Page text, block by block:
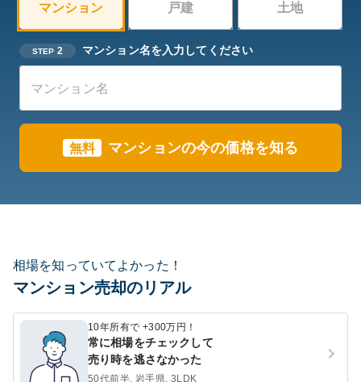
マンション 戸建 土地
STEP 2 マンション名を入力してください
無料 マンションの今の価格を知る
相場を知っていてよかった！
マンション売却のリアル
10年所有で +300万円！
常に相場をチェックして
売り時を逃さなかった
50代前半, 岩手県, 3LDK